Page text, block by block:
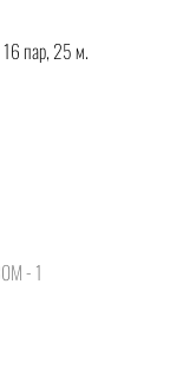
пар, 25 м.